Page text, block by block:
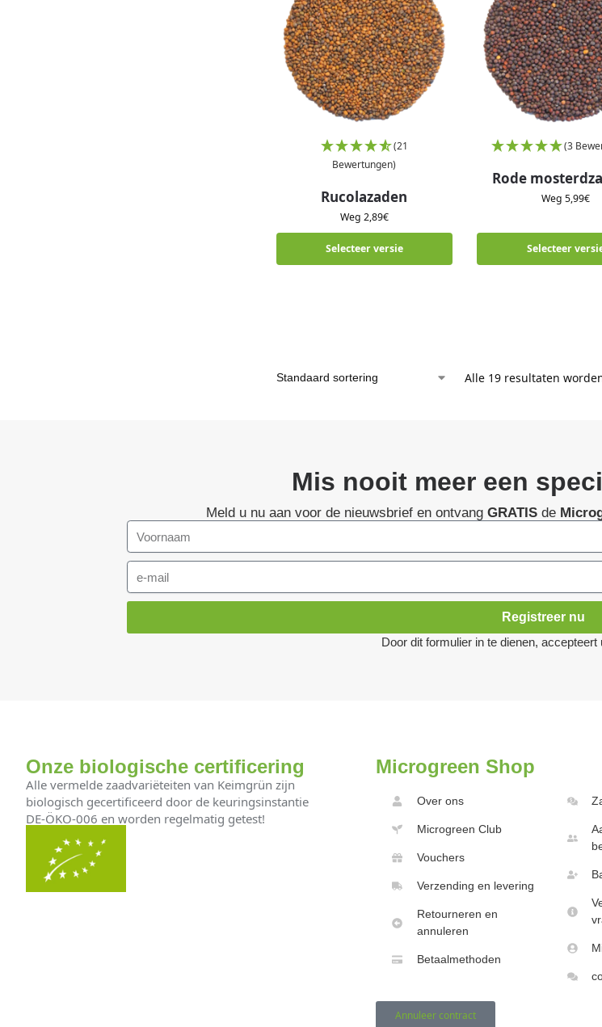
(21
Bewertungen)
Rucolazaden
Weg 2,89€
Selecteer versie
(3
Rode
Weg 5,99€
Selecteer
Alle 19 resultaten
Mis nooit meer een
Meld u nu aan voor de nieuwsbrief en ontvang GRATIS de
Registreer nu
Door dit formulier in te dienen, accepteert
Onze biologische certificering
Alle vermelde zaadvariëteiten van Keimgrün zijn
biologisch gecertificeerd door de keuringsinstantie
DE-ÖKO-006 en worden regelmatig getest!
Microgreen Shop
Over ons
Microgreen Club
Vouchers
Verzending en levering
Retourneren en
annuleren
Betaalmethoden
Annuleer contract